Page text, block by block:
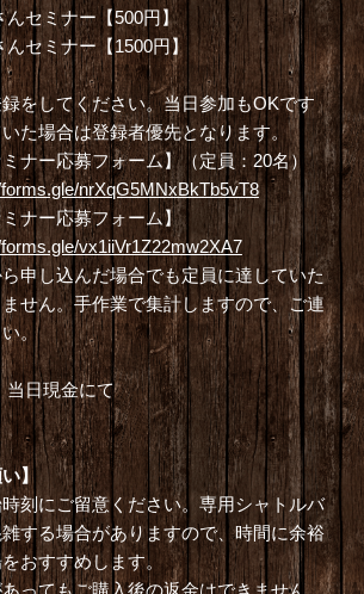
んセミナー【500円】
ー【1500円】
してください。当日参加もOKです
た場合は登録者優先となります。
ー応募フォーム】（定員：20名）
nrXqG5MNxBkTb5vT8
ー応募フォーム】
vx1iiVr1Z22mw2XA7
し込んだ場合でも定員に達していた
せん。手作業で集計しますので、ご連
。
当日現金にて
】
刻にご留意ください。専用シャトルバ
する場合がありますので、時間に余裕
おすすめします。
ってもご購入後の返金はできません。